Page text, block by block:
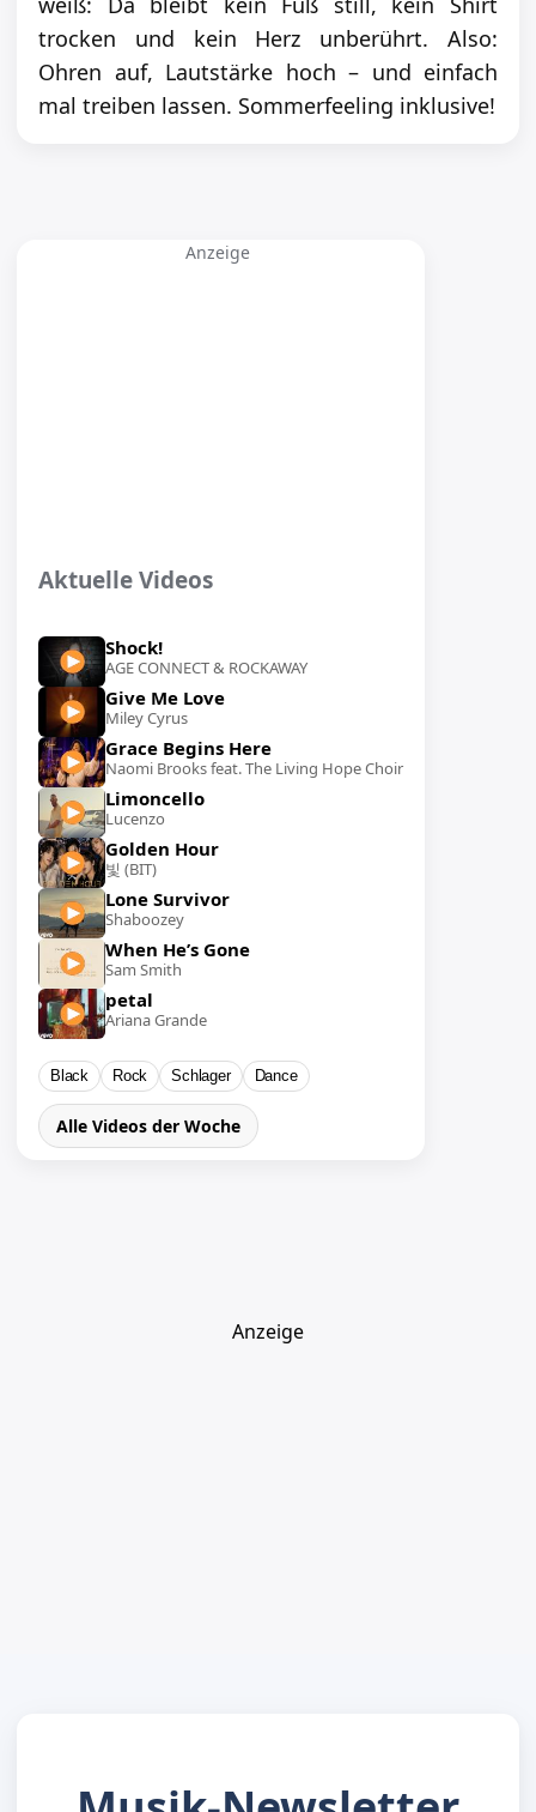
trocken und kein Herz unberührt. Also:
Ohren auf, Lautstärke hoch – und einfach
mal treiben lassen. Sommerfeeling inklusive!
Anzeige
Aktuelle Videos
Shock!
AGE CONNECT & ROCKAWAY
Give Me Love
Miley Cyrus
Grace Begins Here
Naomi Brooks feat. The Living Hope Choir
Limoncello
Lucenzo
Golden Hour
빛 (BIT)
Lone Survivor
Shaboozey
When He’s Gone
Sam Smith
petal
Ariana Grande
Black Rock Schlager Dance
Alle Videos der Woche
Anzeige